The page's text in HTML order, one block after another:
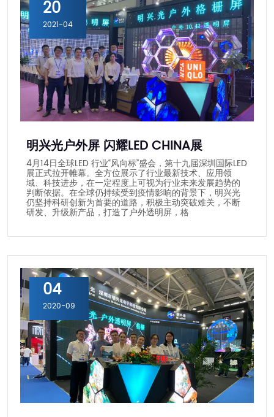
20
2021-04
明兴光户外屏 闪耀LED CHINA展
4月14日全球LED 行业“风向标”盛会，第十九届深圳国际LED
展正式拉开帷幕。全方位展示了行业最新技术、应用领
域、科技进步，在一定程度上可视为行业未来发展趋势的
判断依据。在全球仍持续受到疫情影响的背景下，明兴光
仍坚持科研创新为首要的道路，积极主动突破难关，不断
研发、升级新产品，打造了户外透明屏，格
04
2020-09